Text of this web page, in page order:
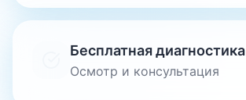
Бесплатная диагностика
Осмотр и консультация